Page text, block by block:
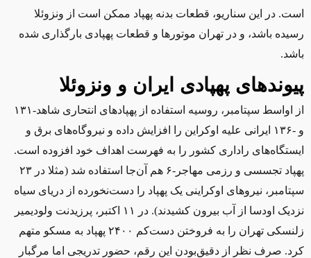
است. در این سناریو، قطعات بدنه پهپاد ممکن است از ونزوئلا
رسیده باشد، و در تهران موتورها و قطعات پهپادی بارگذاری شده
باشد.
پیوندهای پهپادی ایران و ونزوئلا
از اواسط سپتامبر، روسیه استفاده از پهپادهای انتحاری شاهد-۱۳۱
و -۱۳۶ ایرانی علیه اوکراین را افزایش داده و نیروگاه‌های برق و
ایستگاه‌های راداری کشور را به فهرست اهداف خود افزوده است.
پهپاد تجسسی و رزمی مهاجر-۶ هم آن‌جا استفاده شد (مثلا در ۲۳
سپتامبر، نیروهای اوکراینی یک پهپاد را دست‌نخورده از دریای سیاه
نزدیک اودسا از آب بیرون کشیدند). در ۱۱ اکتبر، پرزیدنت ولودیمیر
زلنسکی تهران را به فروختن دست‌کم ۲۴۰۰ پهپاد به مسکو متهم
کرد. صرف نظر از دقیق‌بودن این رقم، حضور تدریجی اما مرگبار